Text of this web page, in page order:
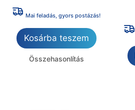
Mai feladás, gyors postázás!
Kosárba teszem
Összehasonlítás